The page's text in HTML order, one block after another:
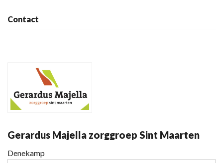
Contact
Gerardus Majella zorggroep Sint Maarten
Denekamp